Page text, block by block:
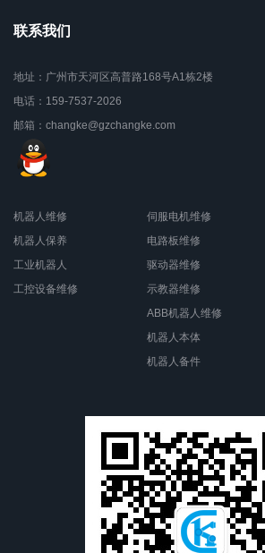
联系我们
地址：广州市天河区高普路168号A1栋2楼
电话：159-7537-2026
邮箱：changke@gzchangke.com
机器人维修
机器人保养
工业机器人
工控设备维修
伺服电机维修
电路板维修
驱动器维修
示教器维修
ABB机器人维修
机器人本体
机器人备件